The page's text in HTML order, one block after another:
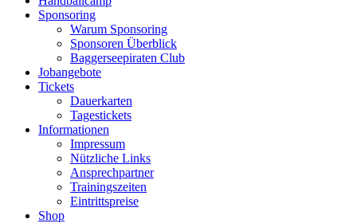
Sponsoring
Warum Sponsoring
Sponsoren Überblick
Baggerseepiraten Club
Jobangebote
Tickets
Dauerkarten
Tagestickets
Informationen
Impressum
Nützliche Links
Ansprechpartner
Trainingszeiten
Eintrittspreise
Shop